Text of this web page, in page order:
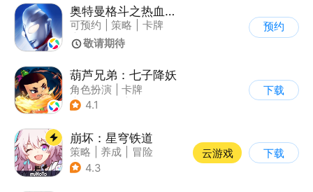
奥特曼格斗之热血英雄
可预约 策略
卡牌
| 奇幻
敬请期待
预约
葫芦兄弟：七子降妖
角色扮演
卡牌
| 动漫改编
4.1
下载
崩坏：星穹铁道
策略 养成
冒险
| 崩坏
4.3
云游戏 下载